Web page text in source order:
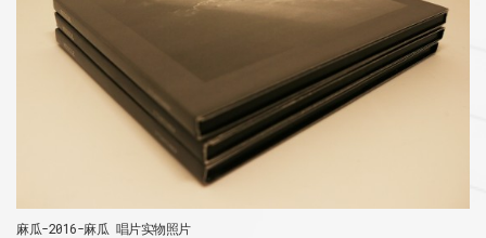
麻瓜-2016-麻瓜 唱片实物照片